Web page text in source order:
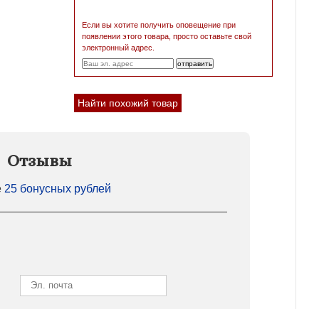
Если вы хотите получить оповещение при
появлении этого товара, просто оставьте свой
электронный адрес.
Найти похожий товар
Отзывы
25 бонусных рублей